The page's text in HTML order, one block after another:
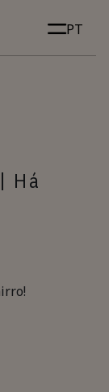
PT
Há